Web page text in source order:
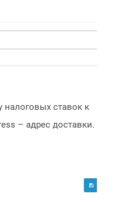
налоговых ставок к
– адрес доставки.